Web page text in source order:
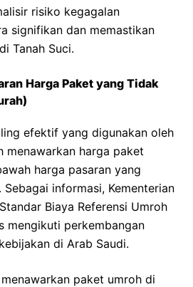
risiko kegagalan
signifikan dan memastikan
Tanah Suci.
Harga Paket yang Tidak
efektif yang digunakan oleh
menawarkan harga paket
harga pasaran yang
informasi, Kementerian
Biaya Referensi Umroh
mengikuti perkembangan
di Arab Saudi.
paket umroh di